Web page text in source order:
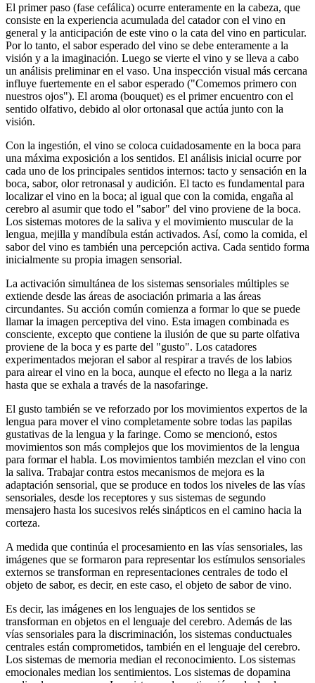
El primer paso (fase cefálica) ocurre enteramente en la cabeza, que
consiste en la experiencia acumulada del catador con el vino en
general y la anticipación de este vino o la cata del vino en particular.
Por lo tanto, el sabor esperado del vino se debe enteramente a la
visión y a la imaginación. Luego se vierte el vino y se lleva a cabo
un análisis preliminar en el vaso. Una inspección visual más cercana
influye fuertemente en el sabor esperado ("Comemos primero con
nuestros ojos"). El aroma (bouquet) es el primer encuentro con el
sentido olfativo, debido al olor ortonasal que actúa junto con la
visión.
Con la ingestión, el vino se coloca cuidadosamente en la boca para
una máxima exposición a los sentidos. El análisis inicial ocurre por
cada uno de los principales sentidos internos: tacto y sensación en la
boca, sabor, olor retronasal y audición. El tacto es fundamental para
localizar el vino en la boca; al igual que con la comida, engaña al
cerebro al asumir que todo el "sabor" del vino proviene de la boca.
Los sistemas motores de la saliva y el movimiento muscular de la
lengua, mejilla y mandíbula están activados. Así, como la comida, el
sabor del vino es también una percepción activa. Cada sentido forma
inicialmente su propia imagen sensorial.
La activación simultánea de los sistemas sensoriales múltiples se
extiende desde las áreas de asociación primaria a las áreas
circundantes. Su acción común comienza a formar lo que se puede
llamar la imagen perceptiva del vino. Esta imagen combinada es
consciente, excepto que contiene la ilusión de que su parte olfativa
proviene de la boca y es parte del "gusto". Los catadores
experimentados mejoran el sabor al respirar a través de los labios
para airear el vino en la boca, aunque el efecto no llega a la nariz
hasta que se exhala a través de la nasofaringe.
El gusto también se ve reforzado por los movimientos expertos de la
lengua para mover el vino completamente sobre todas las papilas
gustativas de la lengua y la faringe. Como se mencionó, estos
movimientos son más complejos que los movimientos de la lengua
para formar el habla. Los movimientos también mezclan el vino con
la saliva. Trabajar contra estos mecanismos de mejora es la
adaptación sensorial, que se produce en todos los niveles de las vías
sensoriales, desde los receptores y sus sistemas de segundo
mensajero hasta los sucesivos relés sinápticos en el camino hacia la
corteza.
A medida que continúa el procesamiento en las vías sensoriales, las
imágenes que se formaron para representar los estímulos sensoriales
externos se transforman en representaciones centrales de todo el
objeto de sabor, es decir, en este caso, el objeto de sabor de vino.
Es decir, las imágenes en los lenguajes de los sentidos se
transforman en objetos en el lenguaje del cerebro. Además de las
vías sensoriales para la discriminación, los sistemas conductuales
centrales están comprometidos, también en el lenguaje del cerebro.
Los sistemas de memoria median el reconocimiento. Los sistemas
emocionales median los sentimientos. Los sistemas de dopamina